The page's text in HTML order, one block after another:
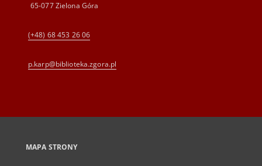
65-077 Zielona Góra
(+48) 68 453 26 06
p.karp@biblioteka.zgora.pl
MAPA STRONY